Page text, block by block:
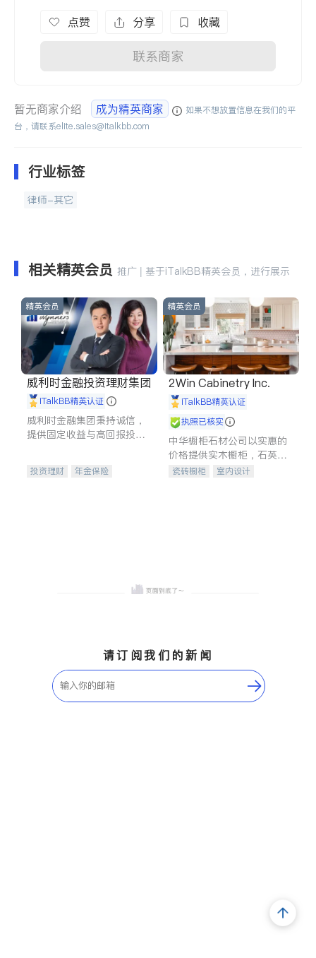
点赞 分享 收藏
联系商家
暂无商家介绍 成为精英商家
如果不想放置信息在我们的平
台，请联系elite.sales@italkbb.com
行业标签
律师-其它
相关精英会员 推广 | 基于iTalkBB精英会员，进行展示
精英会员
威利时金融投资理财集团
iTalkBB精英认证
威利时金融集团秉持诚信，
提供固定收益与高回报投资
合，助力客户实现目标
投资理财
年金保险
精英会员
2Win Cabinetry Inc.
iTalkBB精英认证
执照已核实
中华橱柜石材公司以实惠的
价格提供实木橱柜，石英石
台面，多种优质不锈钢水
瓷砖橱柜
室内设计
请订阅我们的新闻